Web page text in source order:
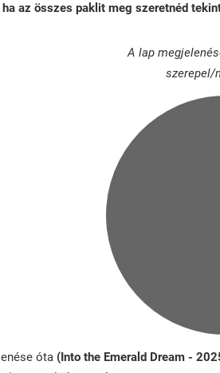
ha az összes paklit meg szeretnéd
A lap
szerepel/
óta (Into the Emerald Dream -